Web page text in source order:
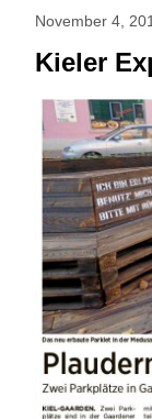
November 4,
Kieler